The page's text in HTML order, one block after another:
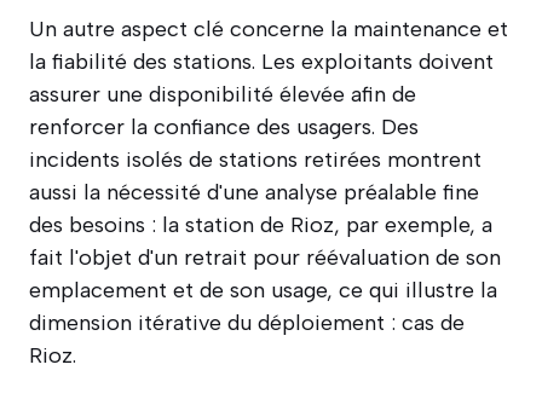
Un autre aspect clé concerne la maintenance et
la fiabilité des stations. Les exploitants doivent
assurer une disponibilité élevée afin de
renforcer la confiance des usagers. Des
incidents isolés de stations retirées montrent
aussi la nécessité d'une analyse préalable fine
des besoins : la station de Rioz, par exemple, a
fait l'objet d'un retrait pour réévaluation de son
emplacement et de son usage, ce qui illustre la
dimension itérative du déploiement : cas de
Rioz.